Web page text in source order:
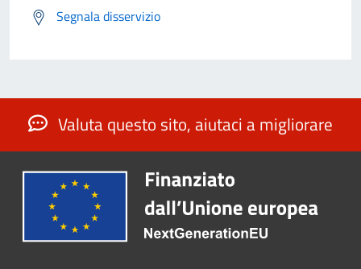
Segnala disservizio
Valuta questo sito, aiutaci a migliorare